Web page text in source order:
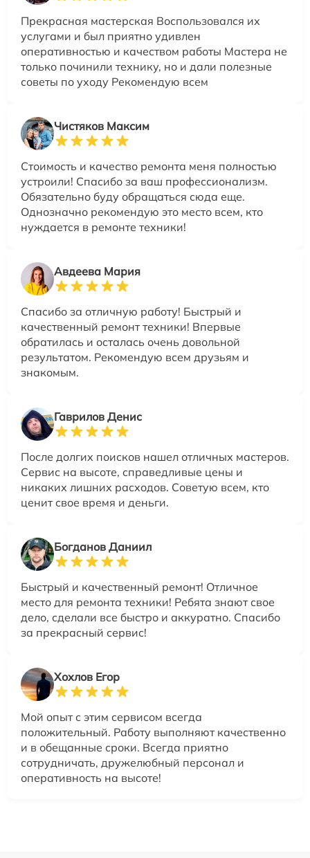
Прекрасная мастерская Воспользовался их
услугами и был приятно удивлен
оперативностью и качеством работы Мастера не
только починили технику, но и дали полезные
советы по уходу Рекомендую всем
Чистяков Максим
Стоимость и качество ремонта меня полностью
устроили! Спасибо за ваш профессионализм.
Обязательно буду обращаться сюда еще.
Однозначно рекомендую это место всем, кто
нуждается в ремонте техники!
Авдеева Мария
Спасибо за отличную работу! Быстрый и
качественный ремонт техники! Впервые
обратилась и осталась очень довольной
результатом. Рекомендую всем друзьям и
знакомым.
Гаврилов Денис
После долгих поисков нашел отличных мастеров.
Сервис на высоте, справедливые цены и
никаких лишних расходов. Советую всем, кто
ценит свое время и деньги.
Богданов Даниил
Быстрый и качественный ремонт! Отличное
место для ремонта техники! Ребята знают свое
дело, сделали все быстро и аккуратно. Спасибо
за прекрасный сервис!
Хохлов Егор
Мой опыт с этим сервисом всегда
положительный. Работу выполняют качественно
и в обещанные сроки. Всегда приятно
сотрудничать, дружелюбный персонал и
оперативность на высоте!